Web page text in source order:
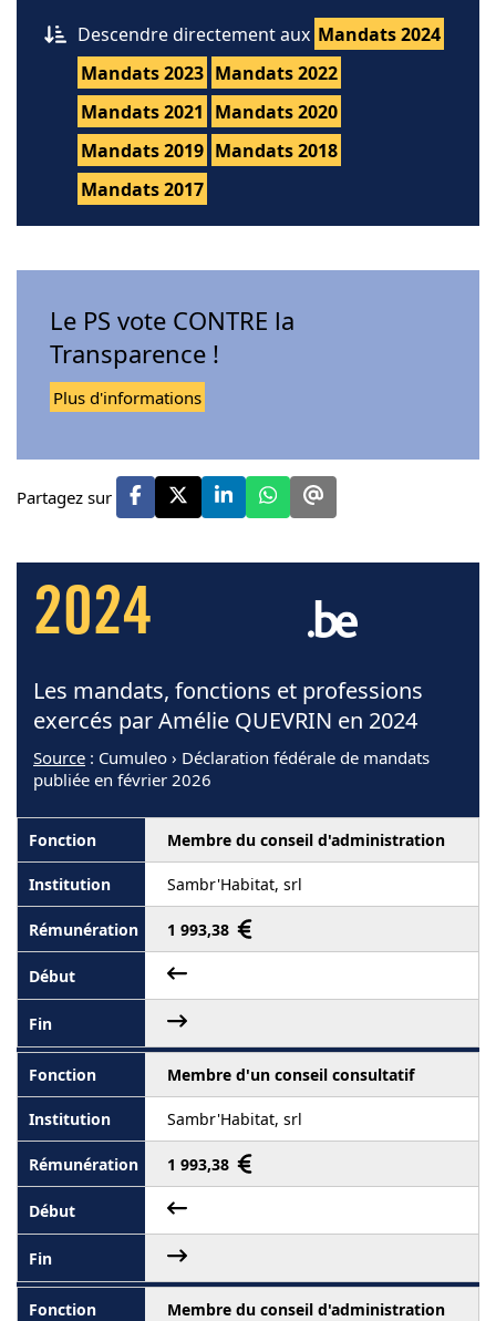
Descendre directement aux Mandats 2024
Mandats 2023 Mandats 2022
Mandats 2021 Mandats 2020
Mandats 2019 Mandats 2018
Mandats 2017
Le PS vote CONTRE la
Transparence !
Plus d'informations
Partagez sur
2024
Les mandats, fonctions et professions
exercés par Amélie QUEVRIN en 2024
Source : Cumuleo › Déclaration fédérale de mandats
publiée en février 2026
Membre du conseil d'administration
Sambr'Habitat, srl
1 993,38
Membre d'un conseil consultatif
Sambr'Habitat, srl
1 993,38
Membre du conseil d'administration